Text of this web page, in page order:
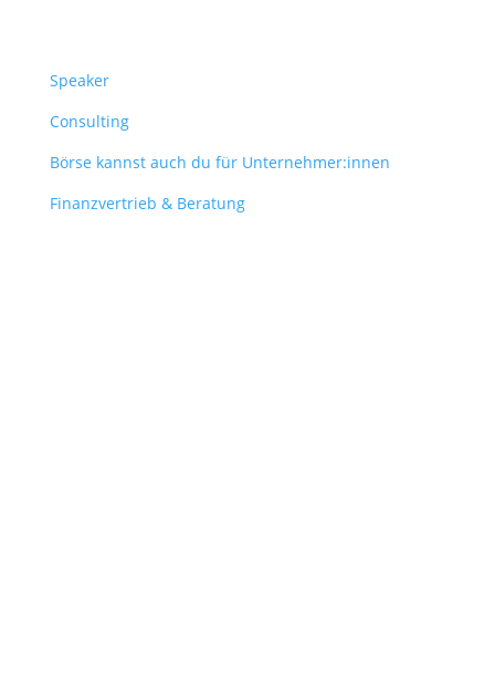
Speaker
Consulting
Börse kannst auch du für Unternehmer:innen
Finanzvertrieb & Beratung